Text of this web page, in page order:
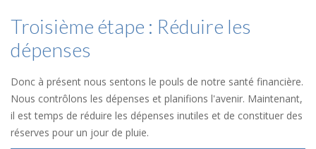
Troisième étape : Réduire les
dépenses
Donc à présent nous sentons le pouls de notre santé financière.
Nous contrôlons les dépenses et planifions l'avenir. Maintenant,
il est temps de réduire les dépenses inutiles et de constituer des
réserves pour un jour de pluie.